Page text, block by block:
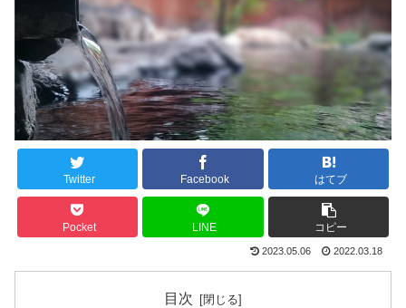
Twitter Facebook はてブ
Pocket LINE コピー
2023.05.06 2022.03.18
目次